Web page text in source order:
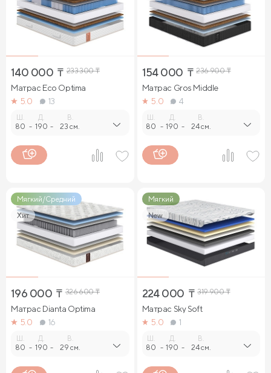
Матрасы с независимыми пружинами 200х200 см
Матрасы 60 см шириной Матрасы 80 см шириной
Матрасы 140х190 см Матрасы 160х190 см
Матрасы полутороспальные
Матрасы с 512 пружинами Двусторонние матрасы
Гипоаллергенные матрасы
140 000 ₸ 233 300₸
Матрас Eco Optima
5.0
13
80 -
Д.
190 -
В.
23 см.
154 000 ₸ 236 900₸
Матрас Gros Middle
5.0
4
80 -
Д.
190 -
В.
24 см.
Мягкий/Средний
Хит
196 000 ₸ 326 600₸
Матрас Dianta Optima
5.0
16
80 -
Д.
190 -
В.
29 см.
Мягкий
New
224 000 ₸ 319 900₸
Матрас Sky Soft
5.0
1
80 -
Д.
190 -
В.
24 см.